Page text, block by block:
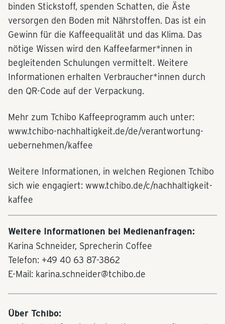
binden Stickstoff, spenden Schatten, die Äste
versorgen den Boden mit Nährstoffen. Das ist ein
Gewinn für die Kaffeequalität und das Klima. Das
nötige Wissen wird den Kaffeefarmer*innen in
begleitenden Schulungen vermittelt. Weitere
Informationen erhalten Verbraucher*innen durch
den QR-Code auf der Verpackung.
Mehr zum Tchibo Kaffeeprogramm auch unter:
www.tchibo-nachhaltigkeit.de/de/verantwortung-
uebernehmen/kaffee
Weitere Informationen, in welchen Regionen Tchibo
sich wie engagiert: www.tchibo.de/c/nachhaltigkeit-
kaffee
Weitere Informationen bei Medienanfragen:
Karina Schneider, Sprecherin Coffee
Telefon: +49 40 63 87-3862
E-Mail: karina.schneider@tchibo.de
Über Tchibo: